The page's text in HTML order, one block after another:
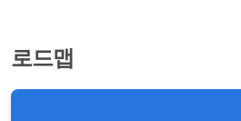
로드맵